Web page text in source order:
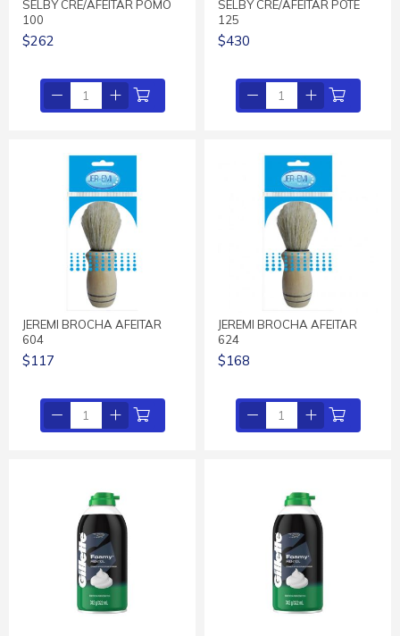
SELBY CRE/AFEITAR POMO
100
$262
SELBY CRE/AFEITAR POTE
125
$430
JEREMI BROCHA AFEITAR
604
$117
JEREMI BROCHA AFEITAR
624
$168